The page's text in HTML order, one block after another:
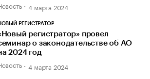
4 марта 2024
РЕГИСТРАТОР
регистратор» провел
о законодательстве об АО
2024 год
4 марта 2024